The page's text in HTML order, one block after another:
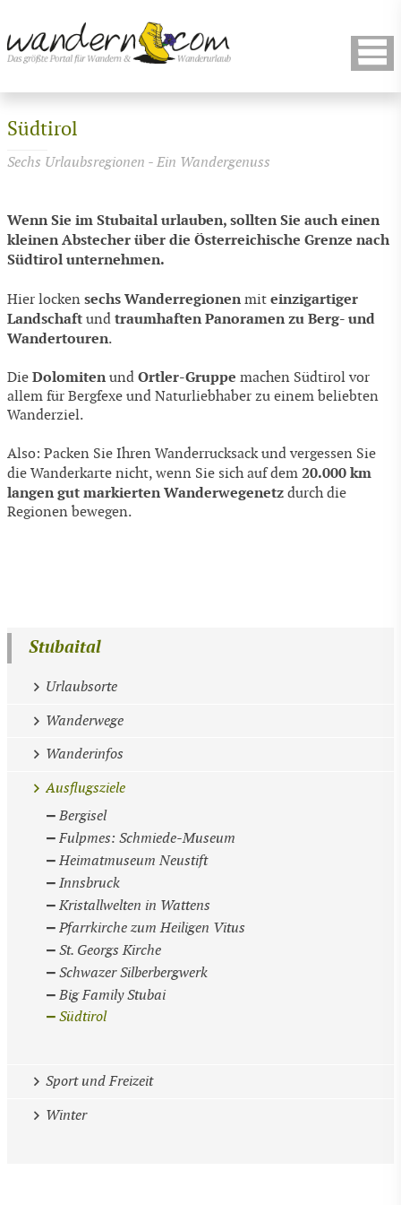
Südtirol
Sechs Urlaubsregionen - Ein Wandergenuss
Wenn Sie im Stubaital urlauben, sollten Sie auch einen
kleinen Abstecher über die Österreichische Grenze nach
Südtirol unternehmen.
Hier locken sechs Wanderregionen mit einzigartiger
Landschaft und traumhaften Panoramenzu Berg- und
Wandertouren.
Die Dolomiten und Ortler-Gruppe machen Südtirol vor
allem für Bergfexe und Naturliebhaber zu einem beliebten
Wanderziel.
Also: Packen Sie Ihren Wanderrucksack und vergessen Sie
die Wanderkarte nicht, wenn Sie sich auf dem 20.000 km
langen gut markierten Wanderwegenetz durch die
Regionen bewegen.
Stubaital
Urlaubsorte
Wanderwege
Wanderinfos
Ausflugsziele
Bergisel
Fulpmes: Schmiede-Museum
Heimatmuseum Neustift
Innsbruck
Kristallwelten in Wattens
Pfarrkirche zum Heiligen Vitus
St. Georgs Kirche
Schwazer Silberbergwerk
Big Family Stubai
Südtirol
Sport und Freizeit
Winter